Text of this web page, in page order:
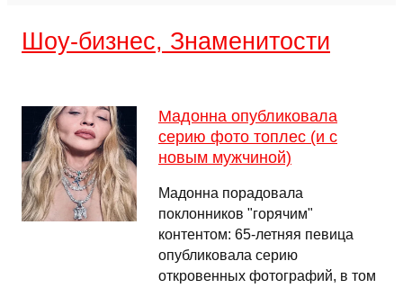
Шоу-бизнес, Знаменитости
Мадонна опубликовала
серию фото топлес (и с
новым мужчиной)
Мадонна порадовала
поклонников "горячим"
контентом: 65-летняя певица
опубликовала серию
откровенных фотографий, в том